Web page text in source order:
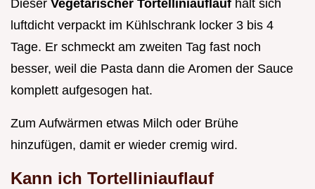
Dieser Vegetarischer Tortelliniauflauf hält sich
luftdicht verpackt im Kühlschrank locker 3 bis 4
Tage. Er schmeckt am zweiten Tag fast noch
besser, weil die Pasta dann die Aromen der Sauce
komplett aufgesogen hat.
Zum Aufwärmen etwas Milch oder Brühe
hinzufügen, damit er wieder cremig wird.
Kann ich Tortelliniauflauf